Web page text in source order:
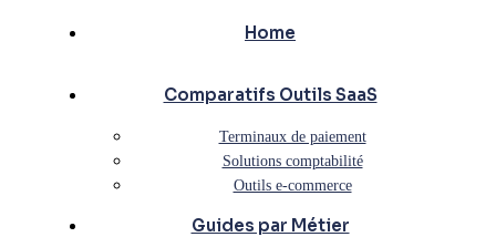
Home
Comparatifs Outils SaaS
Terminaux de paiement
Solutions comptabilité
Outils e-commerce
Guides par Métier